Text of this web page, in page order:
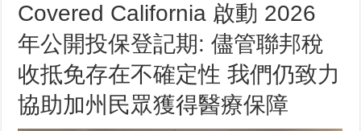
Covered California 啟動 2026
年公開投保登記期: 儘管聯邦稅
收抵免存在不確定性 我們仍致力
協助加州民眾獲得醫療保障